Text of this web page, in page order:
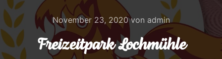
November 23, 2020von admin
Freizeitpark Lochmühle